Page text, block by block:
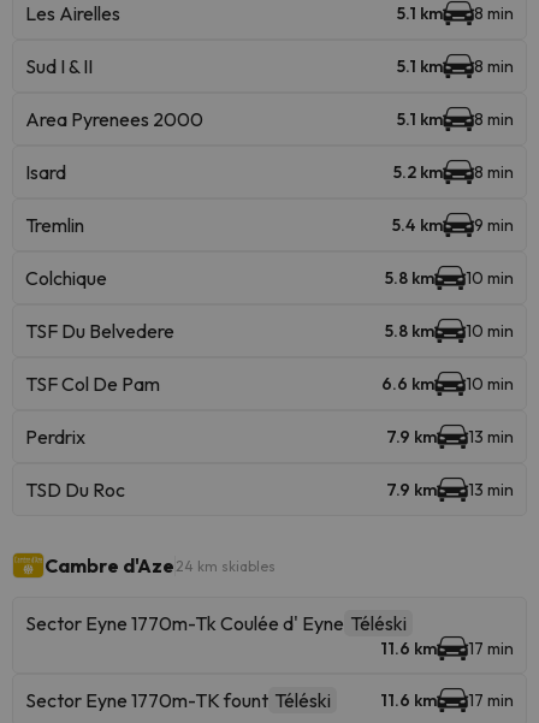
Les Airelles 5.1 km 8 min
Sud I & II 5.1 km 8 min
Area Pyrenees 2000 5.1 km 8 min
Isard 5.2 km 8 min
Tremlin 5.4 km 9 min
Colchique 5.8 km 10 min
TSF Du Belvedere 5.8 km 10 min
TSF Col De Pam 6.6 km 10 min
Perdrix 7.9 km 13 min
TSD Du Roc 7.9 km 13 min
Cambre d'Aze 24 km skiables
Sector Eyne 1770m-Tk Coulée d' Eyne Téléski
11.6 km 17 min
Sector Eyne 1770m-TK fount Téléski 11.6 km 17 min